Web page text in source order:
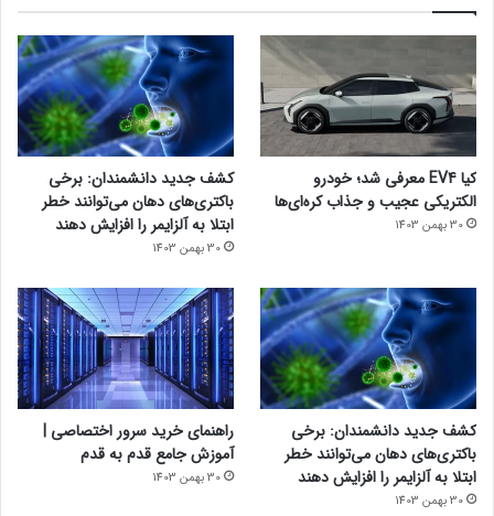
کیا EV4 معرفی شد؛ خودرو
الکتریکی عجیب و جذاب کره‌ای‌ها
30 بهمن 1403
کشف جدید دانشمندان: برخی
باکتری‌های دهان می‌توانند خطر
ابتلا به آلزایمر را افزایش دهند
30 بهمن 1403
کشف جدید دانشمندان: برخی
باکتری‌های دهان می‌توانند خطر
ابتلا به آلزایمر را افزایش دهند
30 بهمن 1403
راهنمای خرید سرور اختصاصی |
آموزش جامع قدم به قدم
30 بهمن 1403